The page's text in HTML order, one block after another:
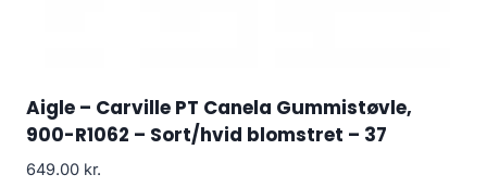
Aigle – Carville PT Canela Gummistøvle,
900-R1062 – Sort/hvid blomstret – 37
649.00 kr.